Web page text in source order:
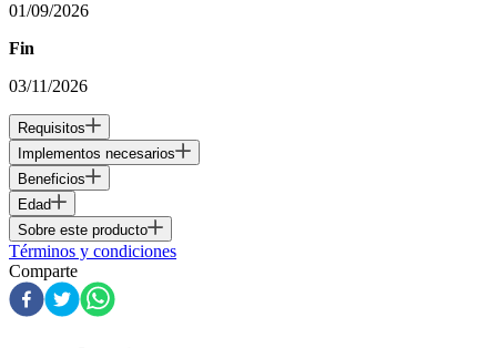
01/09/2026
Fin
03/11/2026
Requisitos
Implementos necesarios
Beneficios
Edad
Sobre este producto
Términos y condiciones
Comparte